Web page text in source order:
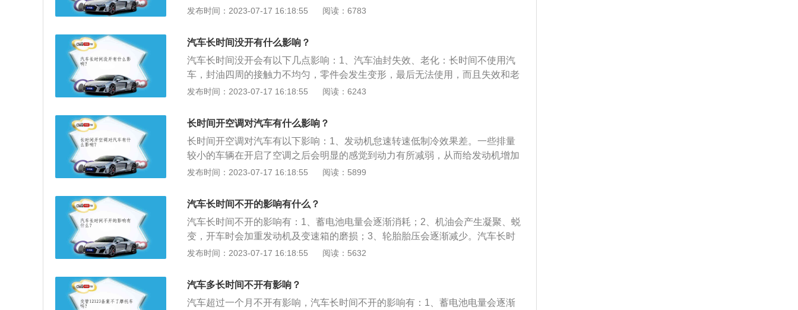
液等都会出现问题，最终引起发动机故障。5、机油氧化腐蚀机件：车辆长期停
一些酸性物质还会对机件造成腐蚀。车辆停驶时间越长，变质越严重。当发动机
再次启动时，气缸与活塞间会形成干摩擦或半干摩擦，加速零件的磨损，而且启
动阻力大大增加，造成启动困难。
是有毒风。因此要经常多吹吹，保持空调系统的清洁。
却液等“五油三水”统统检查一遍并及时更换，四个轮胎必须做胎压检测，轮胎老
以防止灰尘的堆积。其次，选择停车地点至关重要，不要停在小区楼下、树下、
阳光直晒、地势低洼的地方，以及排水设施不完善的地下停车场，有条件最好选
择地上室内停车场。一般情况下，尽量每周启动一次车辆，每次驾驶10公里以
上，这是防止汽车老化最好的办法。
发布时间：2023-07-17 16:18:55 阅读：6783
汽车长时间没开有什么影响？
汽车长时间没开会有以下几点影响：1、汽车油封失效、老化：长时间不使用汽
车，封油四周的接触力不均匀，零件会发生变形，最后无法使用，而且失效和老
化后的油封还会导致车辆漏油。2、汽车里的机油或者其他的油液发生变质：车
的问题：汽车一直处于刹车的状态，久而久之就会让刹车片和刹车盘连接在一
起，导致刹车系统失灵。
发布时间：2023-07-17 16:18:55 阅读：6243
长时间开空调对汽车有什么影响？
长时间开空调对汽车有以下影响：1、发动机怠速转速低制冷效果差。一些排量
较小的车辆在开启了空调之后会明显的感觉到动力有所减弱，从而给发动机增加
负荷，发动机的负荷越大动力越弱。2、发动机怠速使用空调容易引起燃油燃烧
毒窒息。因为冷却系统一旦出现问题就会导致水温过高，从而损坏发动机，混合
气一加浓就会出现有燃烧不完全的汽油而造成积碳。
发布时间：2023-07-17 16:18:55 阅读：5899
汽车长时间不开的影响有什么？
汽车长时间不开的影响有：1、蓄电池电量会逐渐消耗；2、机油会产生凝聚、蜕
变，开车时会加重发动机及变速箱的磨损；3、轮胎胎压会逐渐减少。汽车长时
间不开的保养方法是：1、定期发动车辆，防止发动机出现故障；2、提前对车辆
的平坦路面上，防止车漆受到损伤或者车辆油液侧漏；4、定期对汽车蓄电池进
行检查和维护，防止蓄电池亏电。
发布时间：2023-07-17 16:18:55 阅读：5632
汽车多长时间不开有影响？
汽车超过一个月不开有影响，汽车长时间不开的影响有：1、蓄电池电量会逐渐